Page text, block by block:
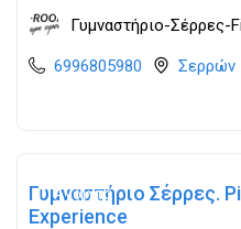
Γυμναστήριο-Σέρρες-
6996805980 Σερρών
Ανοιχτά
Γυμναστήριο Σέρρες.
Experience